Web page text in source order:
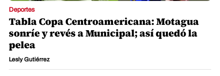
Deportes
Tabla Copa Centroamericana: Motagua
sonríe y revés a Municipal; así quedó la
pelea
Lesly Gutiérrez